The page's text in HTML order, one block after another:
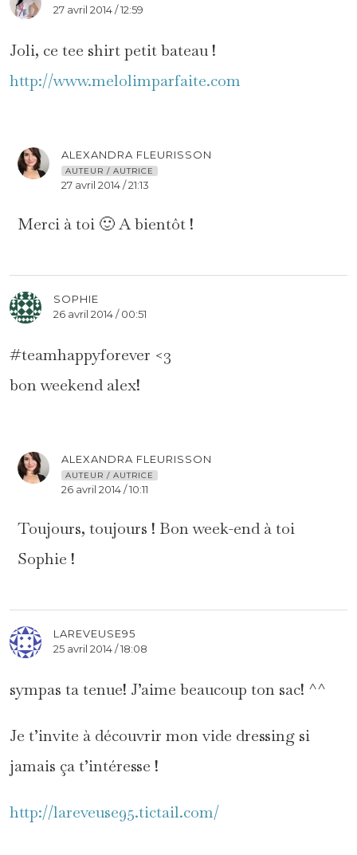
27 avril 2014 / 12:59
Joli, ce tee shirt petit bateau !
http://www.melolimparfaite.com
ALEXANDRA FLEURISSON
AUTEUR / AUTRICE
27 avril 2014 / 21:13
Merci à toi 🙂 A bientôt !
SOPHIE
26 avril 2014 / 00:51
#teamhappyforever <3
bon weekend alex!
ALEXANDRA FLEURISSON
AUTEUR / AUTRICE
26 avril 2014 / 10:11
Toujours, toujours ! Bon week-end à toi
Sophie !
LAREVEUSE95
25 avril 2014 / 18:08
sympas ta tenue! J’aime beaucoup ton sac! ^^
Je t’invite à découvrir mon vide dressing si
jamais ça t’intéresse !
http://lareveuse95.tictail.com/